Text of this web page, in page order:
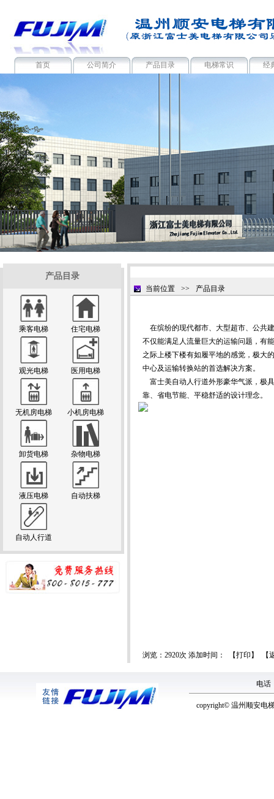
首页 公司简介 产品目录 电梯常识 经
产品目录
乘客电梯 住宅电梯
观光电梯 医用电梯
无机房电梯 小机房电梯
卸货电梯 杂物电梯
液压电梯 自动扶梯
自动人行道
当前位置 >> 产品目录
在缤纷的现代都市、大型超市、公共
不仅能满足人流量巨大的运输问题，有
之际上楼下楼有如履平地的感觉，极大
中心及运输转换站的首选解决方案。
富士美自动人行道外形豪华气派，极
靠、省电节能、平稳舒适的设计理念。
浏览：2920次 添加时间： 【打印 】 【
电话
copyright© 温州顺安电